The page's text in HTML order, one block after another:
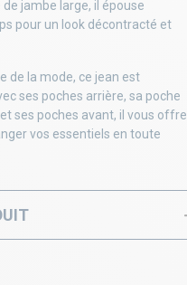
jambe large, il épouse
pour un look décontracté et
de la mode, ce jean est
ses poches arrière, sa poche
ses poches avant, il vous offre
vos essentiels en toute